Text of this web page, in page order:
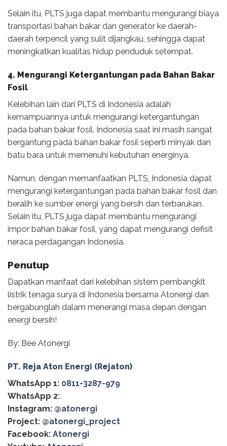
Selain itu, PLTS juga dapat membantu mengurangi biaya
transportasi bahan bakar dan generator ke daerah-
daerah terpencil yang sulit dijangkau, sehingga dapat
meningkatkan kualitas hidup penduduk setempat.
4. Mengurangi Ketergantungan pada Bahan Bakar
Fosil
Kelebihan lain dari PLTS di Indonesia adalah
kemampuannya untuk mengurangi ketergantungan
pada bahan bakar fosil. Indonesia saat ini masih sangat
bergantung pada bahan bakar fosil seperti minyak dan
batu bara untuk memenuhi kebutuhan energinya.
Namun, dengan memanfaatkan PLTS, Indonesia dapat
mengurangi ketergantungan pada bahan bakar fosil dan
beralih ke sumber energi yang bersih dan terbarukan.
Selain itu, PLTS juga dapat membantu mengurangi
impor bahan bakar fosil, yang dapat mengurangi defisit
neraca perdagangan Indonesia.
Penutup
Dapatkan manfaat dari kelebihan sistem pembangkit
listrik tenaga surya di Indonesia bersama Atonergi dan
bergabunglah dalam menerangi masa depan dengan
energi bersih!
By: Bee Atonergi
PT. Reja Aton Energi (Rejaton)
WhatsApp 1: 0811-3287-979
WhatsApp 2:
Instagram: @atonergi
Project: @atonergi_project
Facebook: Atonergi